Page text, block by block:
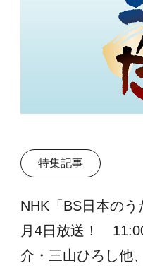
特集記事
NHK「BS日本の
月4日放送！
介・三山ひろし他